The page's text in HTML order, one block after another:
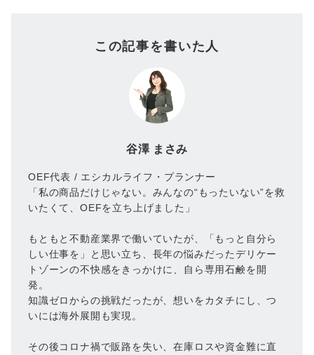
この記事を書いた人
谷澤 まさみ
OEF代表 / エシカルライフ・プランナー
「私の商品だけじゃない。みんなの“もったいない”を救
いたくて、OEFを立ち上げました」
もともと不動産業界で働いていたが、「もっと自分ら
しい仕事を」と思い立ち、長年の悩みだったデリケー
トゾーンの不快感をきっかけに、自ら専用石鹸を開
発。
知識ゼロからの挑戦だったが、想いをカタチにし、つ
いには海外展開も実現。
その後コロナ禍で販路を失い、在庫ロスや資金難に直